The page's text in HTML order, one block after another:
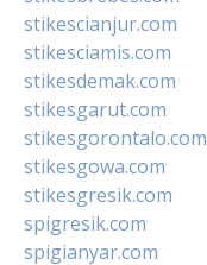
stikescianjur.com
stikesciamis.com
stikesdemak.com
stikesgarut.com
stikesgorontalo.com
stikesgowa.com
stikesgresik.com
spigresik.com
spigianyar.com